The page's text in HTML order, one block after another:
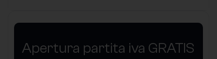
Apertura partita iva GRATIS